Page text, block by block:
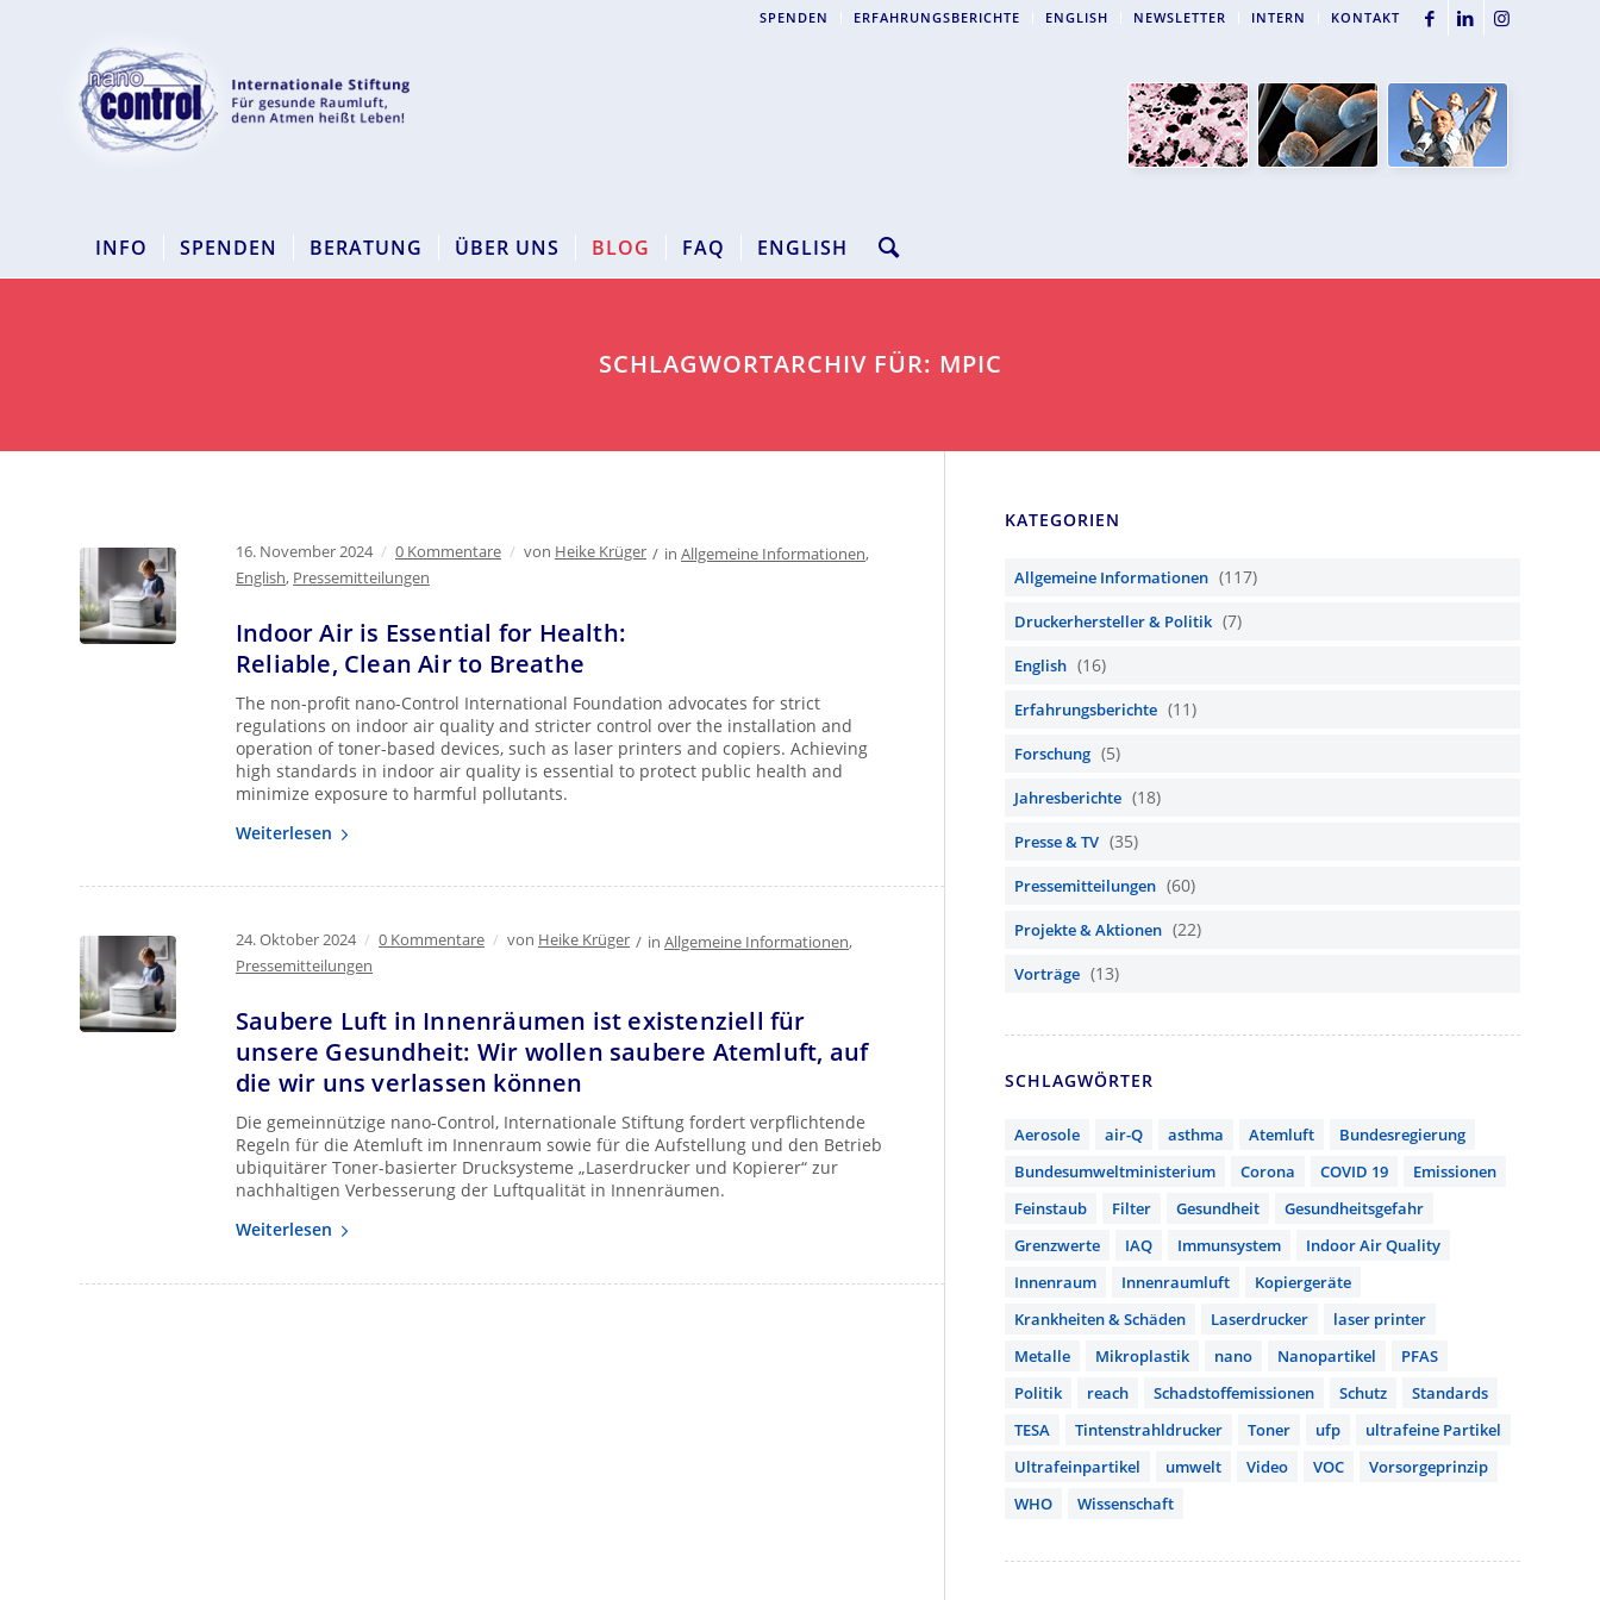
SPENDEN ERFAHRUNGSBERICHTE ENGLISH NEWSLETTER INTERN KONTAKT
INFO SPENDEN BERATUNG ÜBER UNS BLOG FAQ ENGLISH
SCHLAGWORTARCHIV FÜR: MPIC
16. November 2024 / 0 Kommentare / von Heike Krüger / in Allgemeine Informationen,
English, Pressemitteilungen
Indoor Air is Essential for Health:
Reliable, Clean Air to Breathe
The non-profit nano-Control International Foundation advocates for strict
regulations on indoor air quality and stricter control over the installation and
operation of toner-based devices, such as laser printers and copiers. Achieving
high standards in indoor air quality is essential to protect public health and
minimize exposure to harmful pollutants.
Weiterlesen
24. Oktober 2024 / 0 Kommentare / von Heike Krüger / in Allgemeine Informationen,
Pressemitteilungen
Saubere Luft in Innenräumen ist existenziell für
unsere Gesundheit: Wir wollen saubere Atemluft, auf
die wir uns verlassen können
Die gemeinnützige nano-Control, Internationale Stiftung fordert verpflichtende
Regeln für die Atemluft im Innenraum sowie für die Aufstellung und den Betrieb
ubiquitärer Toner-basierter Drucksysteme „Laserdrucker und Kopierer“ zur
nachhaltigen Verbesserung der Luftqualität in Innenräumen.
Weiterlesen
KATEGORIEN
Allgemeine Informationen (117)
Druckerhersteller & Politik (7)
English (16)
Erfahrungsberichte (11)
Forschung (5)
Jahresberichte (18)
Presse & TV (35)
Pressemitteilungen (60)
Projekte & Aktionen (22)
Vorträge (13)
SCHLAGWÖRTER
Aerosole air-Q asthma Atemluft
Bundesregierung
Bundesumweltministerium
Corona COVID 19
Emissionen
Feinstaub
Filter Gesundheit
Gesundheitsgefahr
Grenzwerte
IAQ Immunsystem
Indoor Air Quality
Innenraum
Innenraumluft
Kopiergeräte
Krankheiten & Schäden
Laserdrucker
laser printer
Metalle
Mikroplastik nano Nanopartikel
PFAS
Politik
reach Schadstoffemissionen Schutz
Standards
TESA
Tintenstrahldrucker Toner ufp
ultrafeine Partikel
Ultrafeinpartikel
umwelt Video VOC
Vorsorgeprinzip
WHO
Wissenschaft